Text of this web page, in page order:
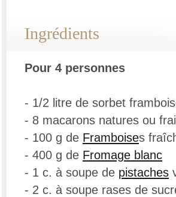
Ingrédients
Pour 4 personnes
- 1/2 litre de sorbet
- 8 macarons natures ou
- 100 g de Framboises
- 400 g de Fromage blanc
- 1 c. à soupe de pistaches
- 2 c. à soupe rases de